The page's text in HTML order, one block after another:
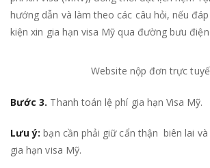
hướng dẫn và làm theo các câu hỏi, nếu
kiện xin gia hạn visa Mỹ qua đường bưu
Website nộp đơn trực
Bước 3. Thanh toán lệ phí gia hạn Visa Mỹ.
Lưu ý: bạn cần phải giữ cẩn thận biên lai
gia hạn visa Mỹ.